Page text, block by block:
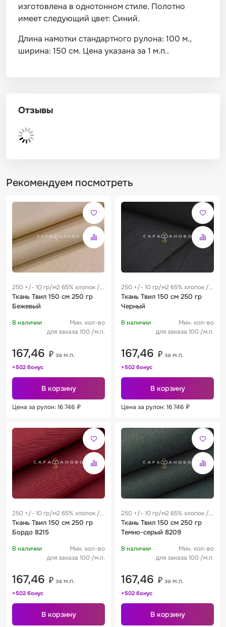
изготовлена в однотонном стиле. Полотно
имеет следующий цвет: Синий.
Длина намотки стандартного рулона: 100 м.,
ширина: 150 см. Цена указана за 1 м.п..
Отзывы
Рекомендуем посмотреть
250 +/- 10 гр/м2 65% хлопок /
35% полиэстер 0.25 м
Ткань Твил 150 см 250 гр
Бежевый
В наличии
Мин. кол-во
для заказа 100 /м.п.
167,46 ₽ за м.п.
+502 бонус
В корзину
Цена за рулон: 16 746 ₽
250 +/- 10 гр/м2 65% хлопок /
35% полиэстер 0.25 м
Ткань Твил 150 см 250 гр
Черный
В наличии
Мин. кол-во
для заказа 100 /м.п.
167,46 ₽ за м.п.
+502 бонус
В корзину
Цена за рулон: 16 746 ₽
250 +/- 10 гр/м2 65% хлопок /
35% полиэстер 0.25 м
Ткань Твил 150 см 250 гр
Бордо 8215
В наличии
Мин. кол-во
для заказа 100 /м.п.
167,46 ₽ за м.п.
+502 бонус
В корзину
250 +/- 10 гр/м2 65% хлопок /
35% полиэстер 0.25 м
Ткань Твил 150 см 250 гр
Темно-серый 8209
В наличии
Мин. кол-во
для заказа 100 /м.п.
167,46 ₽ за м.п.
+502 бонус
В корзину